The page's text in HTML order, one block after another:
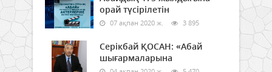
орай түсірілетін
07 ақпан 2020 ж. 3 895
Серікбай ҚОСАН: «Абай
шығармаларына